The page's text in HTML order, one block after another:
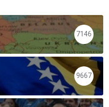
7146
9667